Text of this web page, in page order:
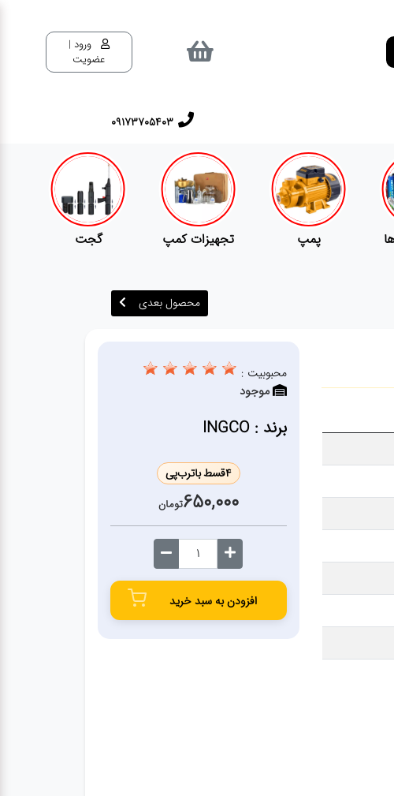
ورود |
عضویت
٠٩١٧٣٧٠٥٤٠٣
تجهیزات کمپ گجت
محصول بعدی
محبوبیت :
موجود
برند : INGCO
4قسط باترب‌پی
650,000تومان
افزودن به سبد خرید